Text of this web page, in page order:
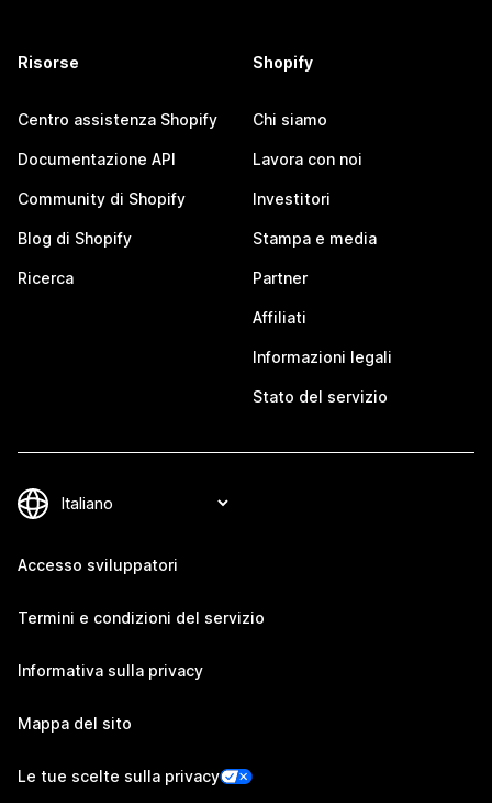
Risorse
Centro assistenza Shopify
Documentazione API
Community di Shopify
Blog di Shopify
Ricerca
Shopify
Chi siamo
Lavora con noi
Investitori
Stampa e media
Partner
Affiliati
Informazioni legali
Stato del servizio
Accesso sviluppatori
Termini e condizioni del servizio
Informativa sulla privacy
Mappa del sito
Le tue scelte sulla privacy